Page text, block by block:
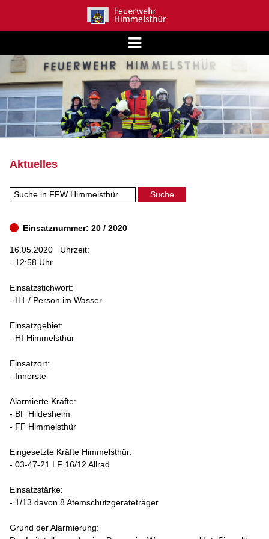
Aktuelles
Einsatznummer: 20 / 2020
16.05.2020 Uhrzeit:
- 12:58 Uhr
Einsatzstichwort:
- H1 / Person im Wasser
Einsatzgebiet:
- HI-Himmelsthür
Einsatzort:
- Innerste
Alarmierte Kräfte:
- BF Hildesheim
- FF Himmelsthür
Eingesetzte Kräfte Himmelsthür:
- 03-47-21 LF 16/12 Allrad
Einsatzstärke:
- 1/13 davon 8 Atemschutzgeräteträger
Grund der Alarmierung: